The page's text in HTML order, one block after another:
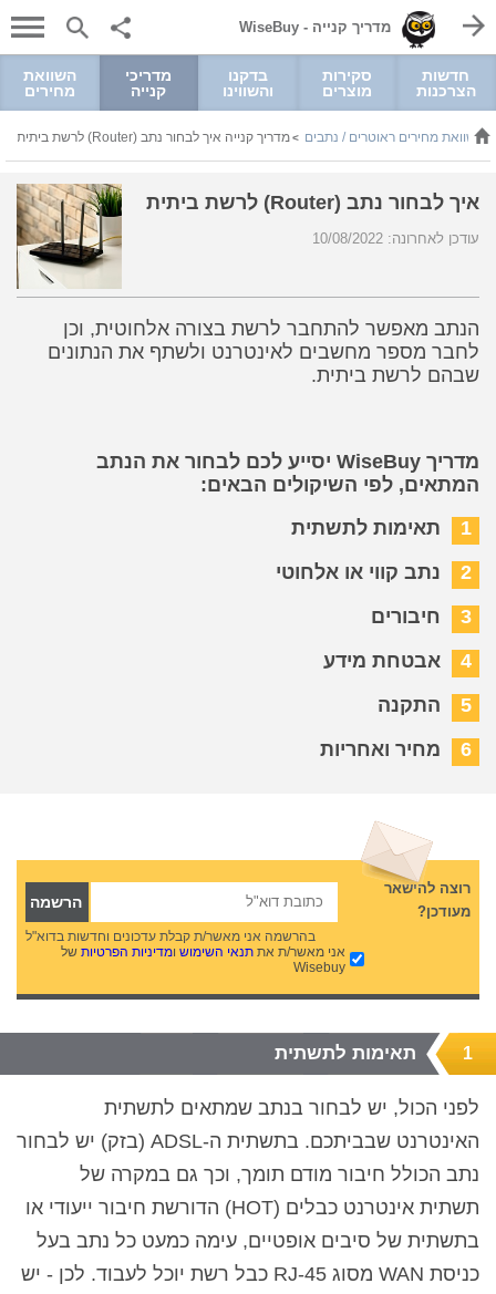
מדריך קנייה - WiseBuy
חדשות
הצרכנות
סקירות
מוצרים
בדקנו
והשווינו
מדריכי
קנייה
השוואת
מחירים
> השוואת מחירים ראוטרים / נתבים >מדריך קנייה איך לבחור נתב (Router) לרשת ביתית
איך לבחור נתב (Router) לרשת ביתית
עודכן לאחרונה: 10/08/2022
הנתב מאפשר להתחבר לרשת בצורה אלחוטית, וכן
לחבר מספר מחשבים לאינטרנט ולשתף את הנתונים
שבהם לרשת ביתית.
מדריך WiseBuy יסייע לכם לבחור את הנתב
המתאים, לפי השיקולים הבאים:
1
תאימות לתשתית
2
נתב קווי או אלחוטי
3
חיבורים
4
אבטחת מידע
5
התקנה
6
מחיר ואחריות
רוצה להישאר
מעודכן?
בהרשמה אני מאשר/ת קבלת עדכונים וחדשות בדוא"ל
אני מאשר/ת את תנאי השימושומדיניות הפרטיותשל
Wisebuy
1 תאימות לתשתית
לפני הכול, יש לבחור בנתב שמתאים לתשתית
האינטרנט שבביתכם. בתשתית ה-ADSL (בזק) יש לבחור
נתב הכולל חיבור מודם תומך, וכך גם במקרה של
תשתית אינטרנט כבלים (HOT) הדורשת חיבור ייעודי או
בתשתית של סיבים אופטיים, עימה כמעט כל נתב בעל
כניסת WAN מסוג RJ-45 כבל רשת יוכל לעבוד. לכן - יש